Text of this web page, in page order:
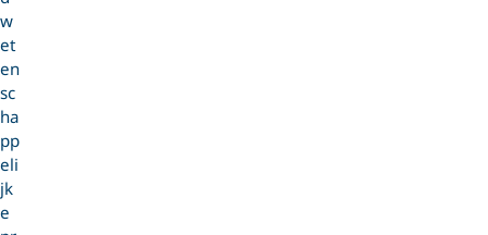
w
et
en
sc
ha
pp
eli
jk
e